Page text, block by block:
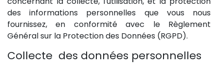
des informations personnelles que vous nous
fournissez, en conformité avec le Règlement
Général sur la Protection des Données (RGPD).
Collecte des données personnelles